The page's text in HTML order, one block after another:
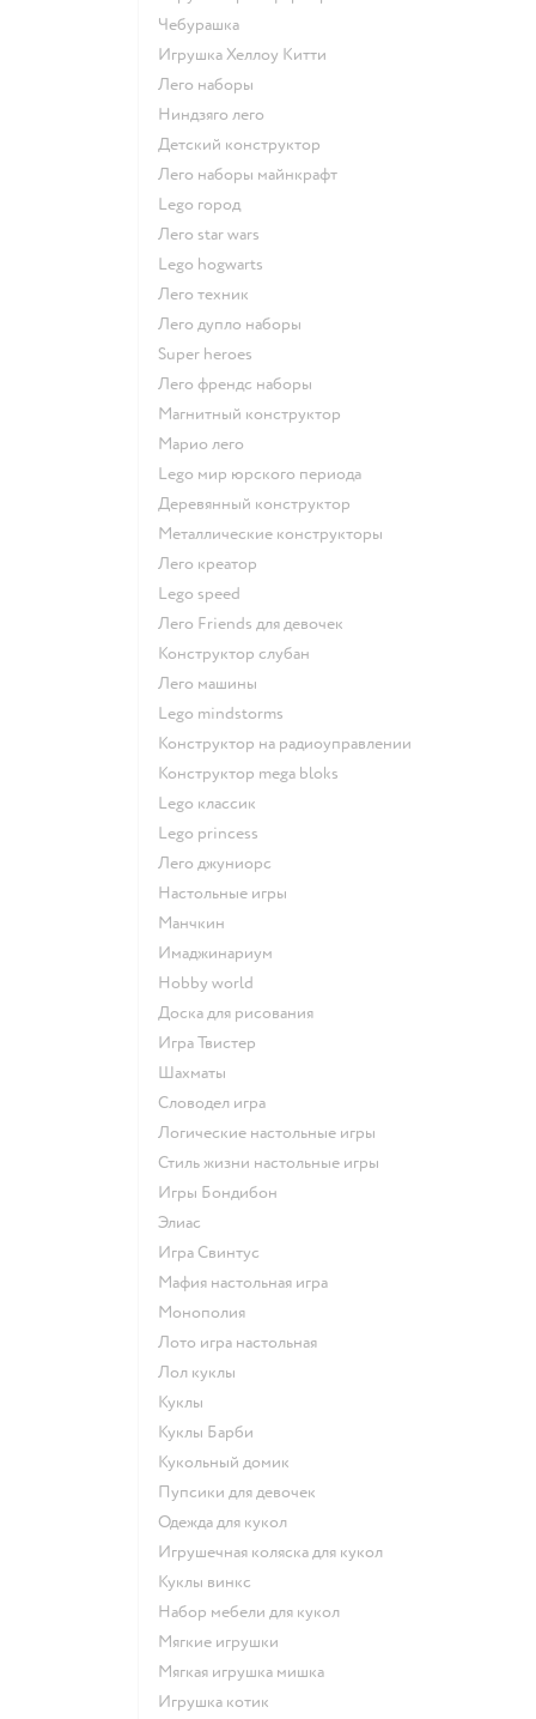
Чебурашка
Игрушка Хеллоу Китти
Лего наборы
Ниндзяго лего
Детский конструктор
Лего наборы майнкрафт
Lego город
Лего star wars
Lego hogwarts
Лего техник
Лего дупло наборы
Super heroes
Лего френдс наборы
Магнитный конструктор
Марио лего
Lego мир юрского периода
Деревянный конструктор
Металлические конструкторы
Лего креатор
Lego speed
Лего Friends для девочек
Конструктор слубан
Лего машины
Lego mindstorms
Конструктор на радиоуправлении
Конструктор mega bloks
Lego классик
Lego princess
Лего джуниорс
Настольные игры
Манчкин
Имаджинариум
Hobby world
Доска для рисования
Игра Твистер
Шахматы
Словодел игра
Логические настольные игры
Стиль жизни настольные игры
Игры Бондибон
Элиас
Игра Свинтус
Мафия настольная игра
Монополия
Лото игра настольная
Лол куклы
Куклы
Куклы Барби
Кукольный домик
Пупсики для девочек
Одежда для кукол
Игрушечная коляска для кукол
Куклы винкс
Набор мебели для кукол
Мягкие игрушки
Мягкая игрушка мишка
Игрушка котик